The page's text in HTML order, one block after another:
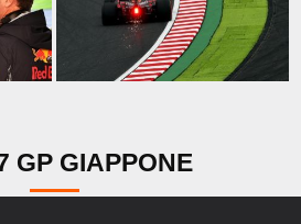
GP GIAPPONE